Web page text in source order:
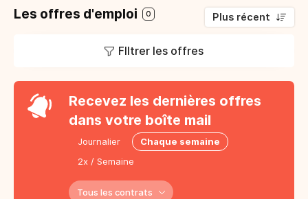
Les offres d'emploi 0 Plus récent
FIltrer les offres
Recevez les dernières offres
dans votre boîte mail
Journalier
Chaque semaine
2x / Semaine
Tous les contrats